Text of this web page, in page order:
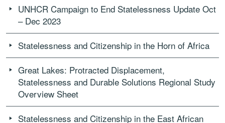
UNHCR Campaign to End Statelessness Update Oct
– Dec 2023
Statelessness and Citizenship in the Horn of Africa
Great Lakes: Protracted Displacement,
Statelessness and Durable Solutions Regional Study
Overview Sheet
Statelessness and Citizenship in the East African